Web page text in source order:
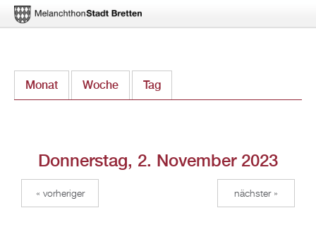
zum
Monat Woche Tag
Donnerstag, 2. November 2023
« vorheriger nächster »